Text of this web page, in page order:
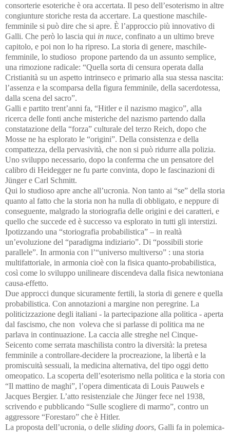
consorterie esoteriche è ora accertata. Il peso dell’esoterismo in altre
congiunture storiche resta da accertare. La questione maschile-
femminile si può dire che si apre. È l’approccio più innovativo di
Galli. Che però lo lascia qui in nuce, confinato a un ultimo breve
capitolo, e poi non lo ha ripreso. La storia di genere, maschile-
femminile, lo studioso propone partendo da un assunto semplice,
una rimozione radicale: “Quella sorta di censura operata dalla
Cristianità su un aspetto intrinseco e primario alla sua stessa nascita:
l’assenza e la scomparsa della figura femminile, della sacerdotessa,
dalla scena del sacro”.
Galli e partito trent’anni fa, “Hitler e il nazismo magico”, alla
ricerca delle fonti anche misteriche del nazismo partendo dalla
constatazione della “forza” culturale del terzo Reich, dopo che
Mosse ne ha esplorato le “origini”. Della consistenza e della
compattezza, della pervasività, che non si può ridurre alla polizia.
Uno sviluppo necessario, dopo la conferma che un pensatore del
calibro di Heidegger ne fu parte convinta, dopo le fascinazioni di
Jünger e Carl Schmitt.
Qui lo studioso apre anche all’ucronia. Non tanto ai “se” della storia
quanto al fatto che la storia non ha nulla di obbligato, e neppure di
conseguente, malgrado la storiografia delle origini e dei caratteri, e
quello che succede ed è successo va esplorato in tutti gli interstizi.
Ipotizzando una “storiografia probabilistica” – in realtà
un’evoluzione del “paradigma indiziario”. Di “possibili storie
parallele”. In armonia con l’“universo multiverso” : una storia
multifattoriale, in armonia cioè con la fisica quanto-probabilistica,
così come lo sviluppo unilineare discendeva dalla fisica newtoniana
causa-effetto.
Due approcci dunque sicuramente fertili, la storia di genere e quella
probabilistica. Con annotazioni a margine non peregrine. La
politicizzazione degli italiani - la partecipazione alla politica - aperta
dal fascismo, che non voleva che si parlasse di politica ma ne
parlava in continuazione. La caccia alle streghe nel Cinque-
Seicento come serrata maschilista contro la diversità: la pretesa
femminile a controllare-decidere la procreazione, la libertà e la
promiscuità sessuali, la medicina alternativa, del tipo oggi detto
omeopatico. La scoperta dell’esoterismo nella politica e la storia con
“Il mattino de maghi”, l’opera dimenticata di Louis Pauwels e
Jacques Bergier. L’atto resistenziale che Jünger fece nel 1938,
scrivendo e pubblicando “Sulle scogliere di marmo”, contro un
aggressore “Forestaro” che è Hitler.
La proposta dell’ucronia, o delle sliding doors, Galli fa in polemica-